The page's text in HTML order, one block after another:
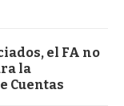
el FA no
la
Cuentas